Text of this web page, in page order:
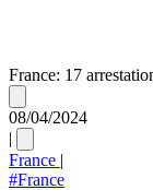
France: 17
08/04/2024
|
France |
#France